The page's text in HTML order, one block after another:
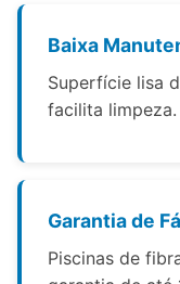
Baixa
Superfície lisa
facilita limpeza.
Garantia de
Piscinas de